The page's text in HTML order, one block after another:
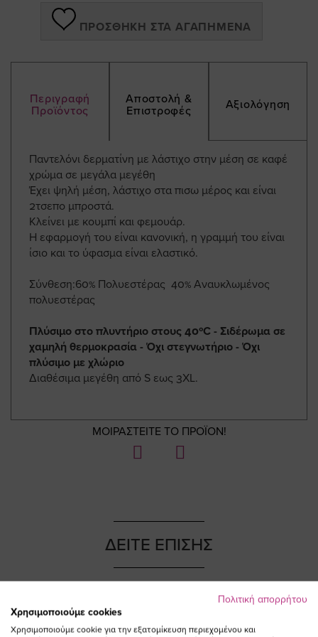
ΠΡΟΣΘΉΚΗ ΣΤΑ ΑΓΑΠΗΜΈΝΑ
Περιγραφή
Προϊόντος
Αποστολή &
Επιστροφές
Αξιολόγηση
Παντελόνι δερματίνη με λάστιχο στην μέση σε καφέ
χρώμα σε μεγάλα μεγέθη
Έχει ψηλή μέση, λάστιχο στα πισω μέρος και είναι
2τσεπο μπροστά.
Κλείνει με κουμπί και φεμουάρ.
Η εφαρμογή του είναι κανονική, η γραμμή του είναι
ίσιο και το ύφασμα είναι ελαστικό.
Σύνθεση:60% Πολυεστέρας 40% Αναυκλωμένος
πολυεστέρας
Πλύσιμο στο πλυντήριο στους 40ºC - Σιδέρωμα σε
χαμηλή θερμοκρασία - Όχι στεγνωτήριο - Όχι
πλύσιμο με χλώριο
Διαθέσιμα μεγέθη από S εως 3XL.
ΜΟΙΡΑΣΤΕΙΤΕ ΤΟ ΠΡΟΪΟΝ!
ΔΕΙΤΕ ΕΠΙΣΗΣ
Πολιτική απορρήτου
Χρησιμοποιούμε cookies
Χρησιμοποιούμε cookie για την εξατομίκευση περιεχομένου και